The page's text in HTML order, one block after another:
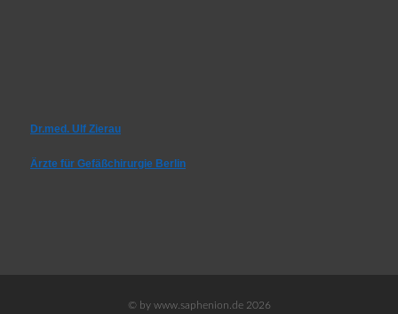
Dr.med. Ulf Zierau
Ärzte für Gefäßchirurgie Berlin
© by www.saphenion.de 2026